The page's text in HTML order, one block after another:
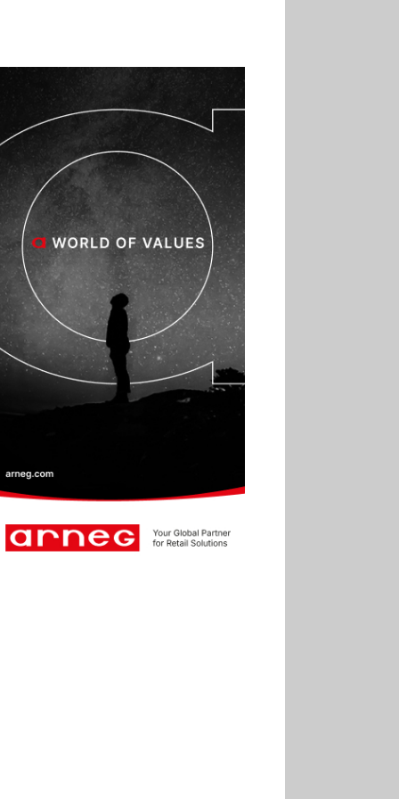
réduire sa consommation
01.07
Aldi Studio lance sa
première collection capsule
inspirée de ses codes
visuels
01.07
Cafom annonce
des résultats semestriels en
hausse, portés par le e-
commerce
30.06
La Sportiva affiche
une croissance solide en
2025
30.06
Canicule : les